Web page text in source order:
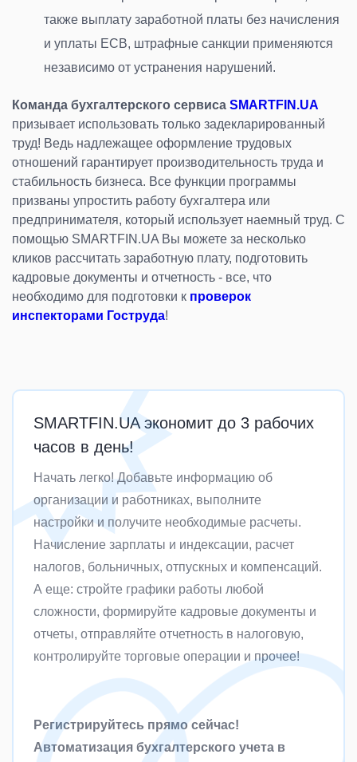
также выплату заработной платы без начисления
и уплаты ЕСВ, штрафные санкции применяются
независимо от устранения нарушений.
Команда бухгалтерского сервиса SMARTFIN.UA
призывает использовать только задекларированный
труд! Ведь надлежащее оформление трудовых
отношений гарантирует производительность труда и
стабильность бизнеса. Все функции программы
призваны упростить работу бухгалтера или
предпринимателя, который использует наемный труд. С
помощью SMARTFIN.UA Вы можете за несколько
кликов рассчитать заработную плату, подготовить
кадровые документы и отчетность - все, что
необходимо для подготовки к проверок
инспекторами Гоструда!
SMARTFIN.UA экономит до 3 рабочих
часов в день!
Начать легко! Добавьте информацию об
организации и работниках, выполните
настройки и получите необходимые расчеты.
Начисление зарплаты и индексации, расчет
налогов, больничных, отпускных и компенсаций.
А еще: стройте графики работы любой
сложности, формируйте кадровые документы и
отчеты, отправляйте отчетность в налоговую,
контролируйте торговые операции и прочее!
Регистрируйтесь прямо сейчас!
Автоматизация бухгалтерского учета в